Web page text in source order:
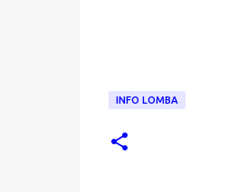
INFO LOMBA